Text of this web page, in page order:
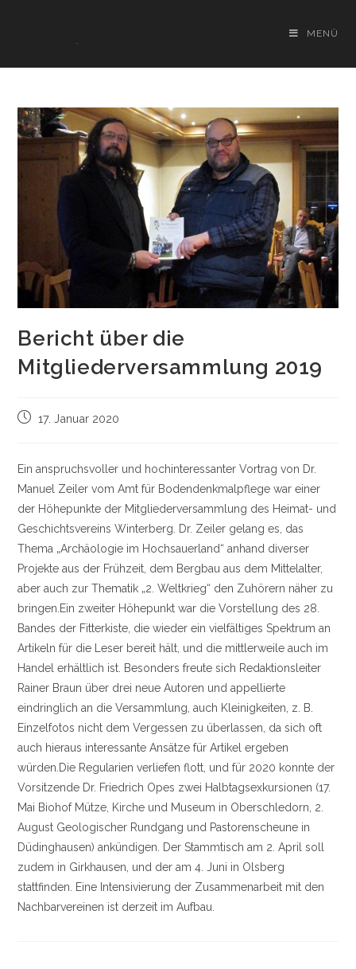
MENÜ
Bericht über die
Mitgliederversammlung 2019
Beitrag17. Januar 2020
Ein anspruchsvoller und hochinteressanter Vortrag von Dr.
Manuel Zeiler vom Amt für Bodendenkmalpflege war einer
der Höhepunkte der Mitgliederversammlung des Heimat- und
Geschichtsvereins Winterberg. Dr. Zeiler gelang es, das
Thema „Archäologie im Hochsauerland“ anhand diverser
Projekte aus der Frühzeit, dem Bergbau aus dem Mittelalter,
aber auch zur Thematik „2. Weltkrieg“ den Zuhörern näher zu
bringen.Ein zweiter Höhepunkt war die Vorstellung des 28.
Bandes der Fitterkiste, die wieder ein vielfältiges Spektrum an
Artikeln für die Leser bereit hält, und die mittlerweile auch im
Handel erhältlich ist. Besonders freute sich Redaktionsleiter
Rainer Braun über drei neue Autoren und appellierte
eindringlich an die Versammlung, auch Kleinigkeiten, z. B.
Einzelfotos nicht dem Vergessen zu überlassen, da sich oft
auch hieraus interessante Ansätze für Artikel ergeben
würden.Die Regularien verliefen flott, und für 2020 konnte der
Vorsitzende Dr. Friedrich Opes zwei Halbtagsexkursionen (17.
Mai Biohof Mütze, Kirche und Museum in Oberschledorn, 2.
August Geologischer Rundgang und Pastorenscheune in
Düdinghausen) ankündigen. Der Stammtisch am 2. April soll
zudem in Girkhausen, und der am 4. Juni in Olsberg
stattfinden. Eine Intensivierung der Zusammenarbeit mit den
Nachbarvereinen ist derzeit im Aufbau.